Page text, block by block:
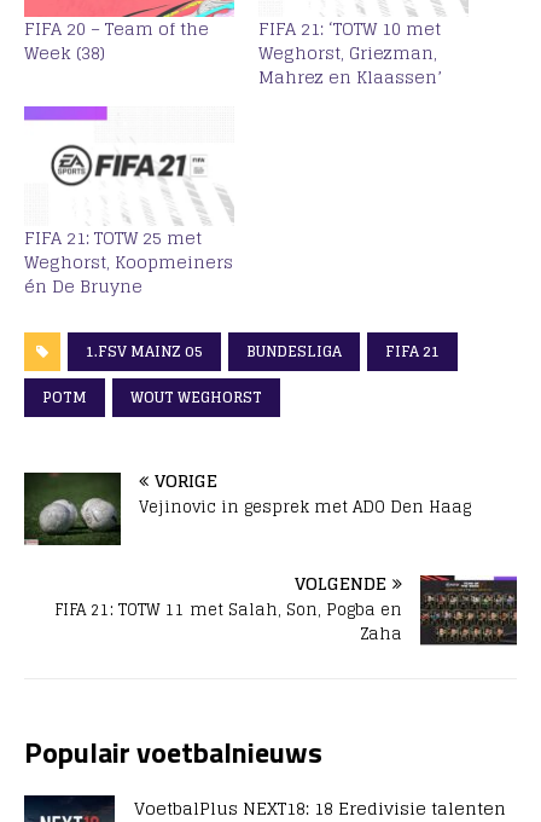
FIFA 20 – Team of the
Week (38)
FIFA 21: ‘TOTW 10 met
Weghorst, Griezman,
Mahrez en Klaassen’
FIFA 21: TOTW 25 met
Weghorst, Koopmeiners
én De Bruyne
1.FSV MAINZ 05 BUNDESLIGA
FIFA 21
POTM
WOUT WEGHORST
VORIGE
Vejinovic in gesprek met ADO Den Haag
VOLGENDE
FIFA 21: TOTW 11 met Salah, Son, Pogba en
Zaha
Populair voetbalnieuws
VoetbalPlus NEXT18: 18 Eredivisie talenten